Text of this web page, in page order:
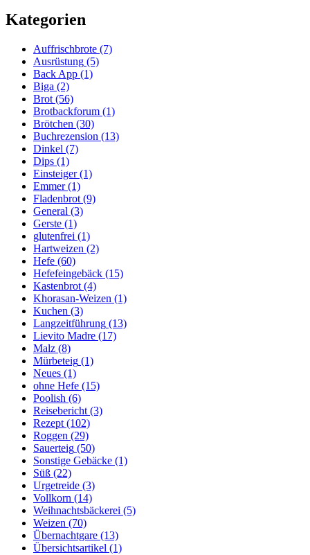
Kategorien
Auffrischbrote (7)
Ausrüstung (5)
Back App (1)
Biga (2)
Brot (56)
Brotbackforum (1)
Brötchen (30)
Buchrezension (13)
Dinkel (7)
Dips (1)
Einsteiger(1)
Emmer(1)
Fladenbrot (9)
General (3)
Gerste (1)
glutenfrei (1)
Hartweizen (2)
Hefe (60)
Hefefeingebäck (15)
Kastenbrot (4)
Khorasan-Weizen (1)
Kuchen (3)
Langzeitführung (13)
Lievito Madre (17)
Malz (8)
Mürbeteig (1)
Neues (1)
ohne Hefe (15)
Poolish (6)
Reisebericht (3)
Rezept (102)
Roggen (29)
Sauerteig (50)
Sonstige Gebäcke (1)
Süß (22)
Urgetreide (3)
Vollkorn (14)
Weihnachtsbäckerei (5)
Weizen (70)
Übernachtgare (13)
Übersichtsartikel (1)